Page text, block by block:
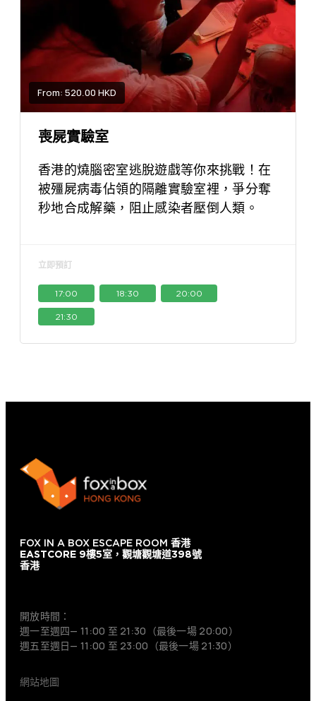
From: 520.00 HKD
喪屍實驗室
香港的燒腦密室逃脫遊戲等你來挑戰！在
被殭屍病毒佔領的隔離實驗室裡，爭分奪
秒地合成解藥，阻止感染者壓倒人類。
立即預訂
17:00 18:30 20:00
21:30
FOX IN A BOX ESCAPE ROOM 香港
EASTCORE 9樓5室，觀塘觀塘道398號
香港
開放時間：
週一至週四— 11:00 至 21:30（最後一場 20:00）
週五至週日— 11:00 至 23:00（最後一場 21:30）
網站地圖